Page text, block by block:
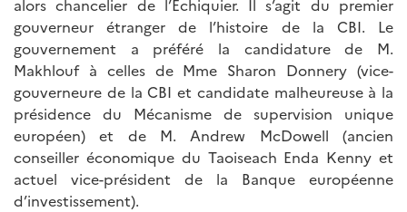
alors chancelier de l’Echiquier. Il s’agit du premier
gouverneur étranger de l’histoire de la CBI. Le
gouvernement a préféré la candidature de M.
Makhlouf à celles de Mme Sharon Donnery (vice-
gouverneure de la CBI et candidate malheureuse à la
présidence du Mécanisme de supervision unique
européen) et de M. Andrew McDowell (ancien
conseiller économique du Taoiseach Enda Kenny et
actuel vice-président de la Banque européenne
d’investissement).